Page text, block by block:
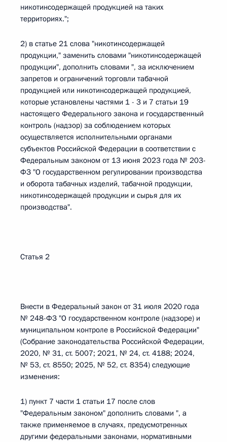
никотинсодержащей продукцией на таких
территориях.";
2) в статье 21 слова "никотинсодержащей
продукции," заменить словами "никотинсодержащей
продукции", дополнить словами ", за исключением
запретов и ограничений торговли табачной
продукцией или никотинсодержащей продукцией,
которые установлены частями 1 - 3 и 7 статьи 19
настоящего Федерального закона и государственный
контроль (надзор) за соблюдением которых
осуществляется исполнительными органами
субъектов Российской Федерации в соответствии с
Федеральным законом от 13 июня 2023 года № 203-
ФЗ "О государственном регулировании производства
и оборота табачных изделий, табачной продукции,
никотинсодержащей продукции и сырья для их
производства".
Статья 2
Внести в Федеральный закон от 31 июля 2020 года
№ 248-ФЗ "О государственном контроле (надзоре) и
муниципальном контроле в Российской Федерации"
(Собрание законодательства Российской Федерации,
2020, № 31, ст. 5007; 2021, № 24, ст. 4188; 2024,
№ 53, ст. 8550; 2025, № 52, ст. 8354) следующие
изменения:
1) пункт 7 части 1 статьи 17 после слов
"Федеральным законом" дополнить словами ", а
также применяемое в случаях, предусмотренных
другими федеральными законами, нормативными